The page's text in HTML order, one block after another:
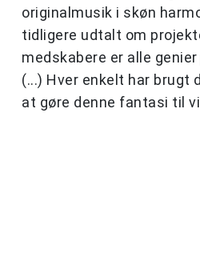
originalmusik i skøn
tidligere udtalt om
medskabere er alle
(...) Hver enkelt har brugt
at gøre denne fantasi til